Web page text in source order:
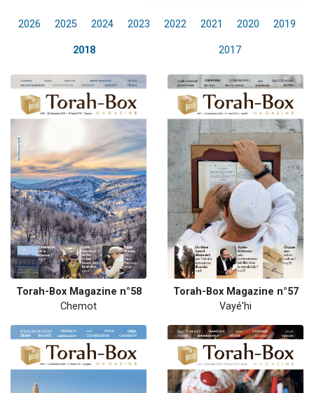
2026 2025 2024 2023 2022 2021 2020 2019
2018 2017
Torah-Box Magazine n°58
Chemot
Torah-Box Magazine n°57
Vayé'hi